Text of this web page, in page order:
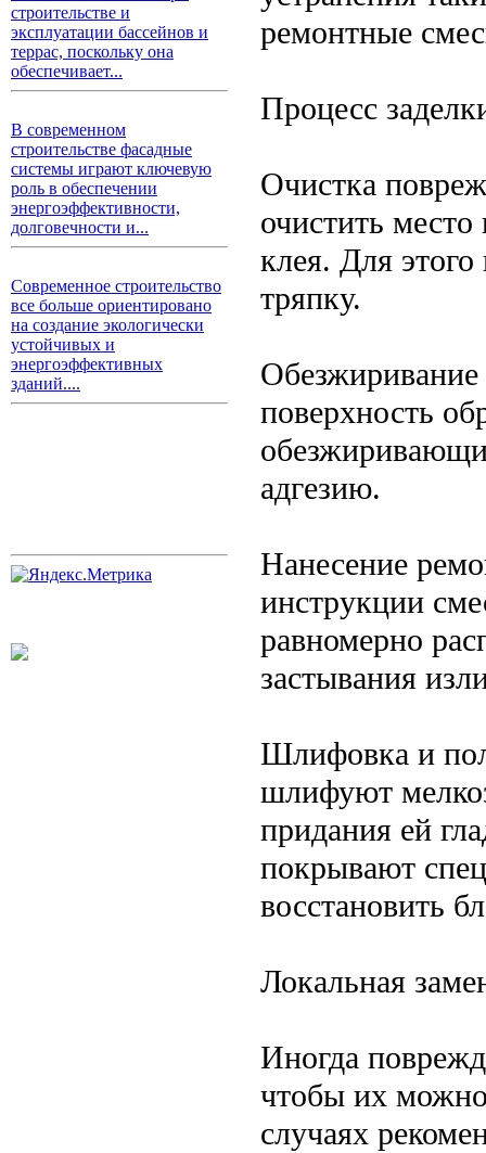
строительстве и
эксплуатации бассейнов и
террас, поскольку она
обеспечивает...
В современном
строительстве фасадные
системы играют ключевую
роль в обеспечении
энергоэффективности,
долговечности и...
Современное строительство
все больше ориентировано
на создание экологически
устойчивых и
энергоэффективных
зданий....
ремонтные
Процесс
Очистка
очистить место
клея. Для
тряпку.
поверхность
адгезию.
Нанесение
инструкции
равномерно
застывания
Шлифовка и
шлифуют
придания ей
покрывают
восстановить
Локальная
Иногда
чтобы их
случаях